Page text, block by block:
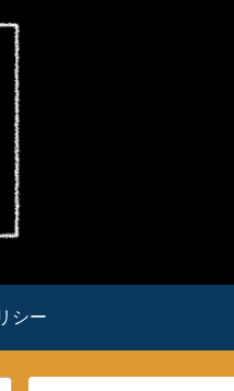
シー